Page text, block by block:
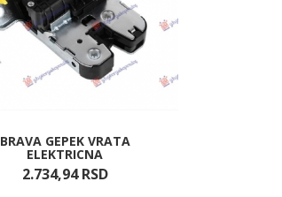
BRAVA GEPEK VRATA
ELEKTRICNA
2.734,94 RSD